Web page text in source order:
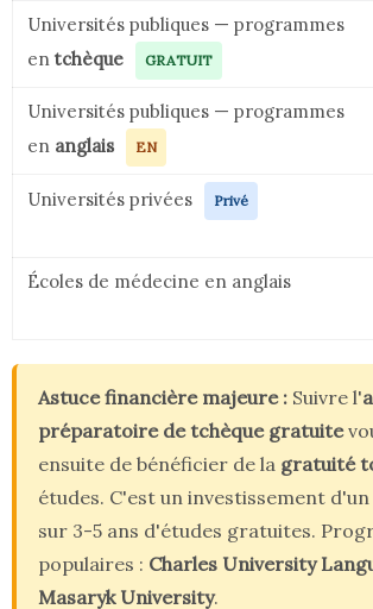
Universités publiques — programmes
en tchèque GRATUIT
Universités publiques — programmes
en anglais EN
Universités privées Privé
Écoles de médecine en anglais
Astuce financière majeure : Suivre l'
préparatoire de tchèque gratuite
ensuite de bénéficier de la gratuité
études. C'est un investissement
sur 3-5 ans d'études gratuites.
populaires : Charles University
Masaryk University.